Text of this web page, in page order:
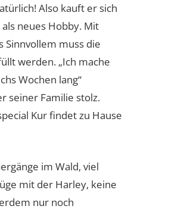
Also kauft er sich
neues Hobby. Mit
Sinnvollem muss die
werden. „Ich mache
Wochen lang“
seiner Familie stolz.
Kur findet zu Hause
im Wald, viel
mit der Harley, keine
nur noch